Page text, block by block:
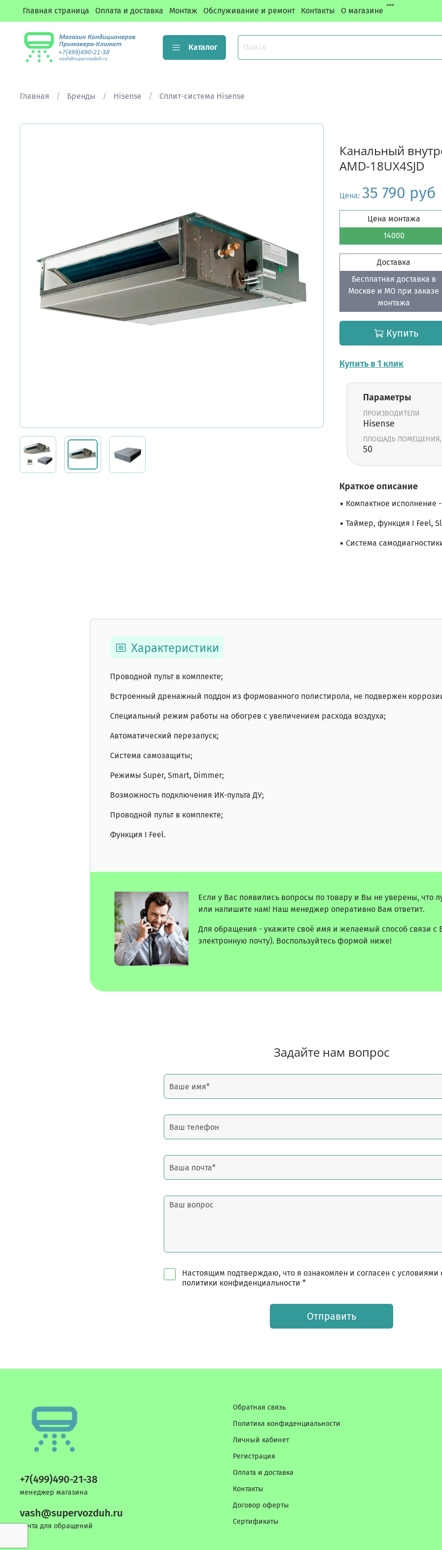
Главная страница Оплата и доставка Монтаж Обслуживание и ремонт Контакты О магазине
Каталог
Главная Бренды Hisense Сплит-система Hisense
Канальный
AMD-18UX4SJD
Цена: 35 790 руб
Цена монтажа
14000
Доставка
Бесплатная доставка в
Москве и МО при заказе
монтажа
Купить
Купить в 1 клик
Параметры
ПРОИЗВОДИТЕЛИ
Hisense
ПЛОЩАДЬ
50
Краткое описание
▪ Компактное исполнение
▪ Таймер, функция I Feel,
▪ Система
Характеристики
Проводной пульт в комплекте;
Встроенный дренажный поддон из формованного полистирола, не подвержен
Специальный режим работы на обогрев с увеличением расхода воздуха;
Автоматический перезапуск;
Система самозащиты;
Режимы Super, Smart, Dimmer;
Возможность подключения ИК-пульта ДУ;
Проводной пульт в комплекте;
Функция I Feel.
Если у Вас появились вопросы по товару и Вы не уверены, что
или напишите нам! Наш менеджер оперативно Вам ответит.
Для обращения - укажите своё имя и желаемый способ связи с
электронную почту). Воспользуйтесь формой ниже!
Задайте нам вопрос
Настоящим подтверждаю, что я ознакомлен и согласен с
политики конфиденциальности *
Отправить
Обратная связь
Политика конфиденциальности
Личный кабинет
Регистрация
Оплата и доставка
Контакты
Договор оферты
Сертификаты
+7(499)490-21-38
менеджер магазина
vash@supervozduh.ru
почта для обращений